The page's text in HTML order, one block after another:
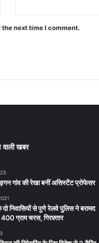
next time I comment.
खबर
गांव की रेखा बनीं असिस्टेंट प्रोफेसर
निवासियों से पुणे रेलवे पुलिस ने बरामद
ग्राम चरस, गिरफ़्तार